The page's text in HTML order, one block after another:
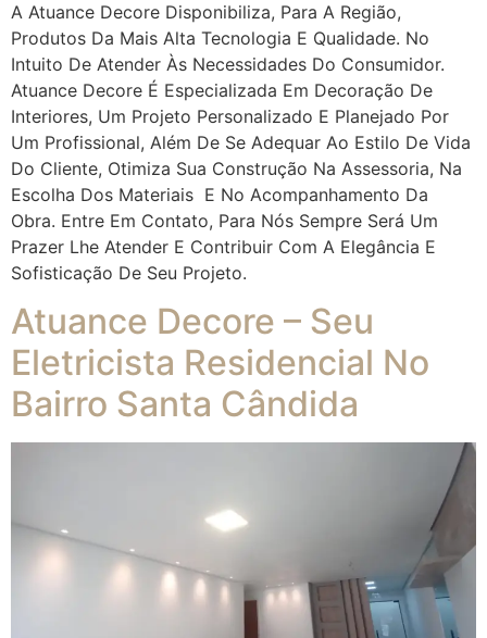
A Atuance Decore Disponibiliza, Para A Região,
Produtos Da Mais Alta Tecnologia E Qualidade. No
Intuito De Atender Às Necessidades Do Consumidor.
Atuance Decore É Especializada Em Decoração De
Interiores, Um Projeto Personalizado E Planejado Por
Um Profissional, Além De Se Adequar Ao Estilo De Vida
Do Cliente, Otimiza Sua Construção Na Assessoria, Na
Escolha Dos Materiais E No Acompanhamento Da
Obra. Entre Em Contato, Para Nós Sempre Será Um
Prazer Lhe Atender E Contribuir Com A Elegância E
Sofisticação De Seu Projeto.
Atuance Decore – Seu
Eletricista Residencial No
Bairro Santa Cândida